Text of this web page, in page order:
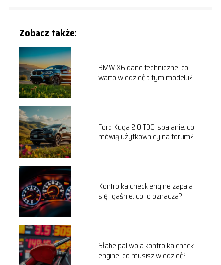
Zobacz także:
BMW X6 dane techniczne: co
warto wiedzieć o tym modelu?
Ford Kuga 2.0 TDCi spalanie: co
mówią użytkownicy na forum?
Kontrolka check engine zapala
się i gaśnie: co to oznacza?
Słabe paliwo a kontrolka check
engine: co musisz wiedzieć?